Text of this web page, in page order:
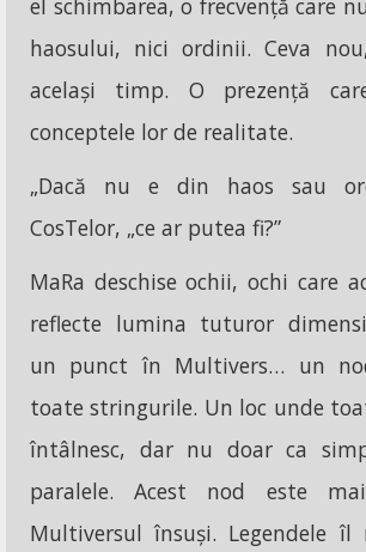
el schimbarea, o frecvență care
haosului, nici ordinii. Ceva
același timp. O prezență
conceptele lor de realitate.
„Dacă nu e din haos sau
CosTelor, „ce ar putea fi?”
MaRa deschise ochii, ochi care
reflecte lumina tuturor
un punct în Multivers… un
toate stringurile. Un loc unde
întâlnesc, dar nu doar ca
paralele. Acest nod este
Multiversul însuși. Legendele îl